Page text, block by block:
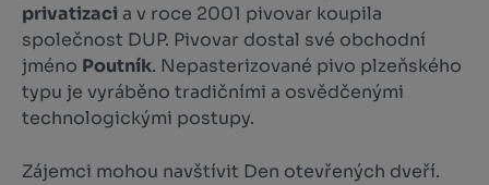
privatizaci a v roce 2001 pivovar koupila
společnost DUP. Pivovar dostal své obchodní
jméno Poutník. Nepasterizované pivo plzeňského
typu je vyráběno tradičními a osvědčenými
technologickými postupy.
Zájemci mohou navštívit Den otevřených dveří.